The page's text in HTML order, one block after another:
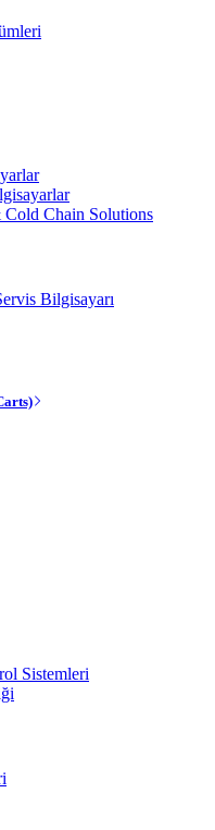
Chain Solutions
Bilgisayarı
Sistemleri